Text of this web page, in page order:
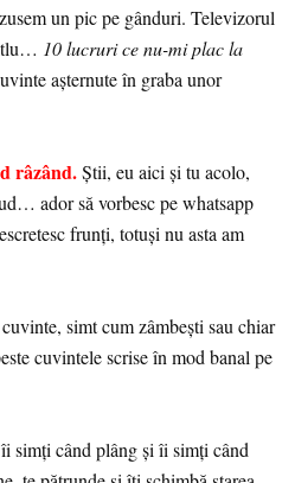
un pic pe gânduri. Televizorul
10 lucruri ce nu-mi plac la
așternute în graba unor
râzând.Știi, eu aici și tu acolo,
ador să vorbesc pe whatsapp
frunți, totuși nu asta am
simt cum zâmbești sau chiar
cuvintele scrise în mod banal pe
simți când plâng și îi simți când